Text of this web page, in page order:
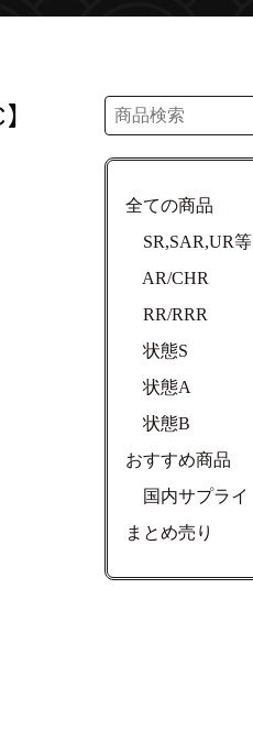
全ての商品
SR,SAR,UR等
AR/CHR
RR/RRR
状態S
状態A
状態B
おすすめ商品
国内サプライ
まとめ売り